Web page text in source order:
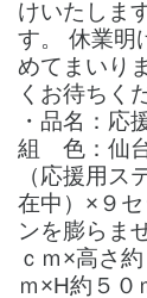
けいたしま
す。 休業明
めてまいり
くお待ちく
・品名：
組 色：仙
（応援用ス
在中）×９
ンを膨らま
ｃｍ×高さ
ｍ×H約５０